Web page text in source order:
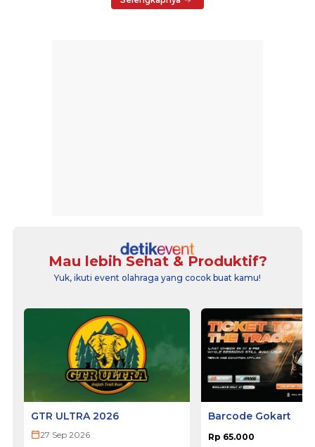
Mau lebih Sehat & Produktif?
Yuk, ikuti event olahraga yang cocok buat kamu!
GTR ULTRA 2026
27 Sep 2026
Barcode Gokart
Rp 65.000